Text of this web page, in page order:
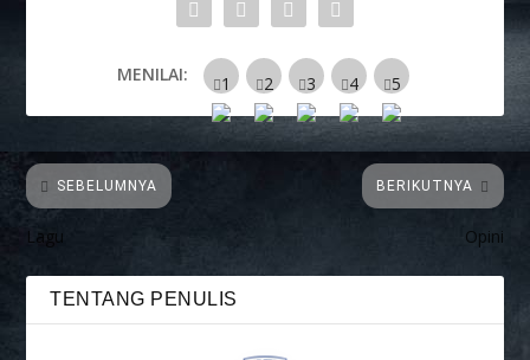
MENILAI:
SEBELUMNYA
Lagu
BERIKUTNYA
Opini
TENTANG PENULIS